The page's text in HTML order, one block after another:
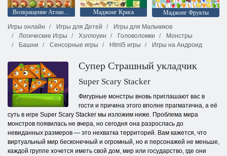
Возвращение Атлантиды Маджонг Криса
Маджонг Фрукты
Игры онлайн
Игры для Детей
Игры для Мальчиков
Логические Игры
Хэллоуин Головоломки
Монстры
Башни
Сенсорные игры Html5 игры Игры на Андроид
Супер Страшный укладчик
Super Scary Stacker
Фигурные монстры вновь приглашают вас в
гости и причина этого вполне прагматична, а её
суть в игре Super Scary Stacker мы изложим ниже. Проблема мира
монстров появилась не вчера, но сегодня она разрослась до
невиданных размеров — это нехватка территорий. Вам кажется, что
виртуальный мир бесконечный и огромный, но и персонажей не меньше,
каждой группе хочется иметь свой дом, мир или государство, где они